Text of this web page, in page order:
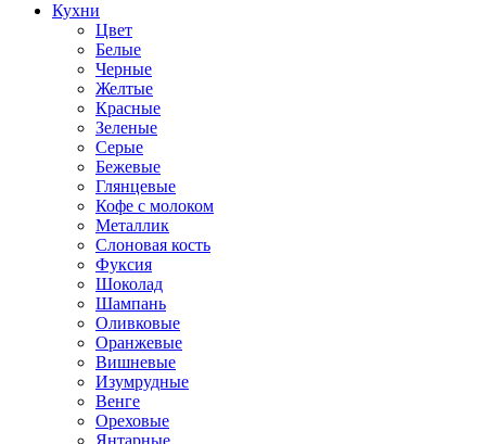
Кухни
Цвет
Белые
Черные
Желтые
Красные
Зеленые
Серые
Бежевые
Глянцевые
Кофе с молоком
Металлик
Слоновая кость
Фуксия
Шоколад
Шампань
Оливковые
Оранжевые
Вишневые
Изумрудные
Венге
Ореховые
Янтарные